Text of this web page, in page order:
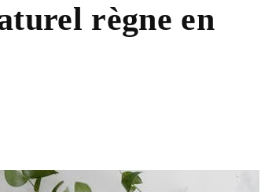
règne en